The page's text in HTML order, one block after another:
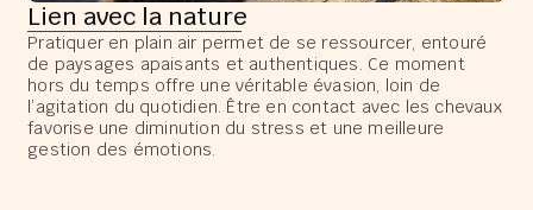
Lien avec la nature
Pratiquer en plain air permet de se ressourcer, entouré
de paysages apaisants et authentiques. Ce moment
hors du temps offre une véritable évasion, loin de
l’agitation du quotidien. Être en contact avec les chevaux
favorise une diminution du stress et une meilleure
gestion des émotions.